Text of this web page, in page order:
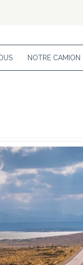
NOTRE CAMION